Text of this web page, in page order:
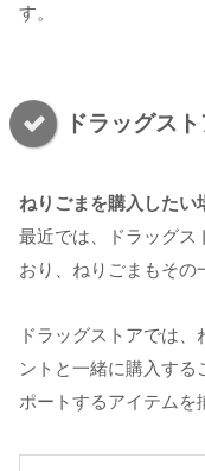
す。
ドラッグス
ねりごまを購入したい
最近では、ドラッグス
おり、ねりごまもその
ドラッグストアでは
ントと一緒に購入す
ポートするアイテムを